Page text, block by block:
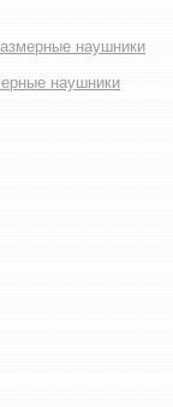
наушники
наушники